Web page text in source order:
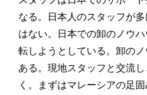
なる。日本人のスタッフが
はない。日本での卸のノウ
転しようとしている。卸の
ある。現地スタッフと交流
く。まずはマレーシアの足